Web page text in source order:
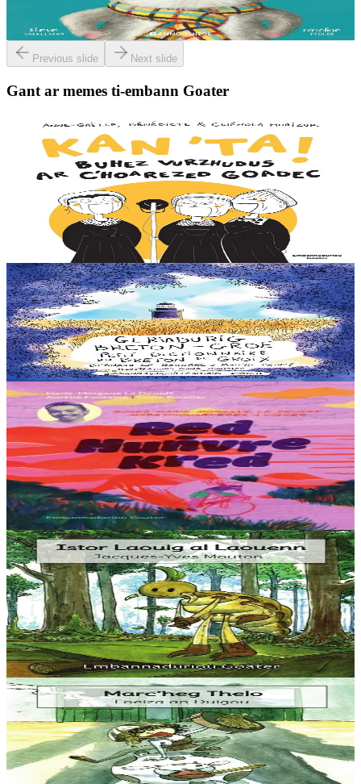
deiz en em gav gant ur broc’hig...
Er stok13,00 €
Previous slide Next slide
Gant ar memes ti-embann Goater
7 vloaz hag ouzhpenn
Kan 'ta ! Buhez vurzhudus ar c'hoarezed Goadec
Hag ar C’hoarezed Goadec a anavezez ? Desavet int bet war ar
maez, e Breizh, ha berzh o deus graet er bed a-bezh a-drugarez d’o
c’hanaouennoù. Eus Treffrin da...
12,90 €
6 vloaz hag ouzhpenn
Goater
Geriadurig Breton-Groe
Plijout a raio ar geriadur-mañ d’an holl re dedennet gant yezh ar vro.
Er stok20,00 €
10 vloaz hag ouzhpenn
Goater
Red, huñvre, Kred !
Eus Breizh e loc’ho Tro Frañs ar merc’hed d’ar 26 a viz Gouere
2025. Redek Bro-C’hall a raio, eus Brest da Chatel betek an 3 a viz
Eost ha tremen a raio dre Añje, Poatev, Clermont-Ferrand....
Er stok12,00 €
3 bloaz hag ouzhpenn
Goater
Istor Laouig al Laouenn
“Ur wech e oa un ermit hag a veve e-barzh ur c’hoad. Doareoù iskis
a oa gantañ un tammig. Pa’z ae da ober un dro-vale e kase
dalc’hmat gantañ ur skubellig gant...
Er stok5,60 €
3 bloaz hag ouzhpenn
Goater
Marc'heg Thelo
“Ha gouzout a rez e c’hell ar c’hampouezh kas ar peoc’h war ar
bed-mañ ? Ma, azez ‘ta ma kontin dit istor ar paotrig Thelo.”